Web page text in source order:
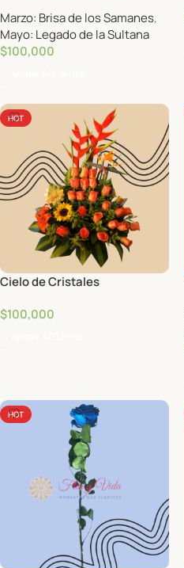
Marzo: Brisa de los Samanes,
Mayo: Legado de la Sultana
$100,000
HOT
Cielo de Cristales
$100,000
HOT